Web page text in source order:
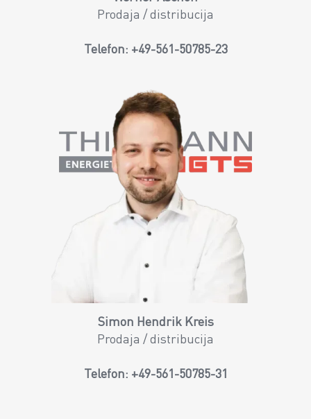
Prodaja / distribucija
Telefon: +49-561-50785-23
Simon Hendrik Kreis
Prodaja / distribucija
Telefon: +49-561-50785-31